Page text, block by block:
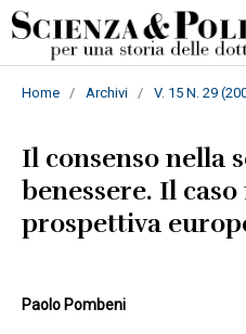
Home / Archivi / V. 15 N. 29
Il consenso nella
benessere. Il
prospettiva
Paolo Pombeni